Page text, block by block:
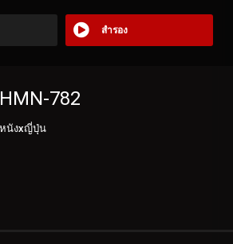
สำรอง
HMN-782
หนังxญี่ปุ่น